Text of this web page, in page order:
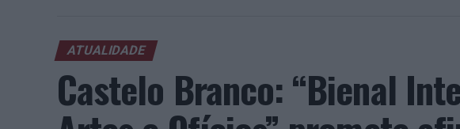
pelo italiano Luciano Darderi, pelo chileno Alejandro
Um dos momentos mais aguardados da semana foi
Wawrinka ao Estoril, integrado na digressão de despedida
torneios do Grand Slam.
ATUALIDADE
Castelo Branco: “Bienal